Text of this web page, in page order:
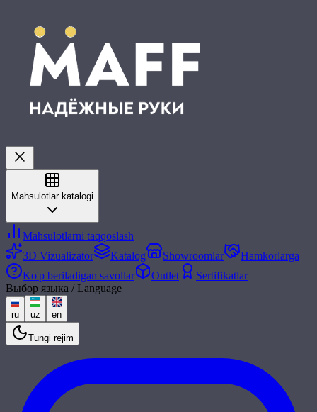
Mahsulotlar katalogi
Mahsulotlarni taqqoslash
3D Vizualizator
Katalog Showroomlar
Hamkorlarga
Ko'p beriladigan savollar
Outlet
Sertifikatlar
Выбор языка / Language
ru uz en
Tungi rejim